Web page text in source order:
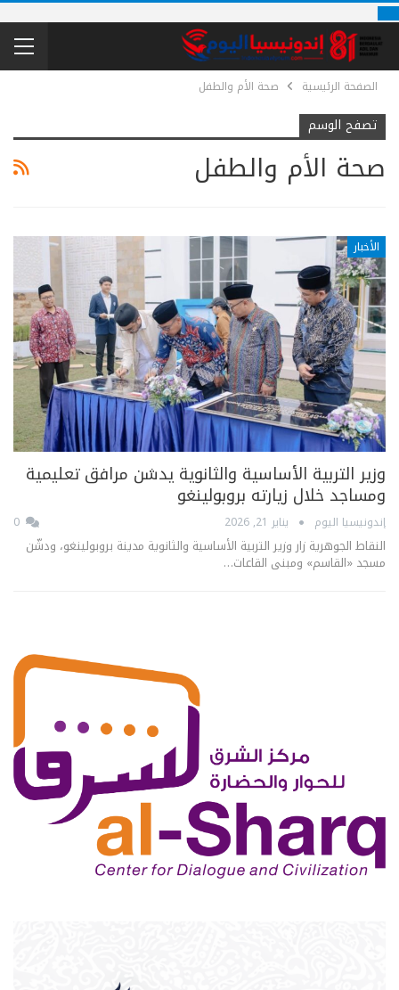
الصفحة الرئيسية صحة الأم والطفل
تصفح الوسم
صحة الأم والطفل
الأخبار
وزير التربية الأساسية والثانوية يدشن مرافق تعليمية
ومساجد خلال زيارته بروبولينغو
إندونيسيا اليوم يناير 21, 2026
النقاط الجوهرية زار وزير التربية الأساسية والثانوية مدينة بروبولينغو، ودشّن
مسجد «القاسم» ومبنى القاعات…